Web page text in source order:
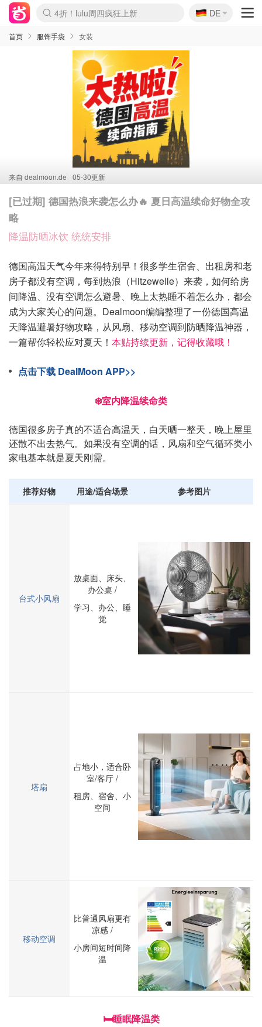
Boticinal 夏促开抢！
还没结束！&OtherStories大促
Joybuy变相75折 随时失效
速领！Stanley独家85折
疑似霸哥！Camper额外叠85折
Zalando 奥莱闪促！每日更新
Moncler反季囤！5折起+叠9折
Coach Brooklyn仅€192
🇩🇪
DE
首页 服饰手袋 女装
来自 dealmoon.de 05-30更新
[已过期] 德国热浪来袭怎么办🔥 夏日高温续命好物全攻
略
降温防晒冰饮 统统安排
德国高温天气今年来得特别早！很多学生宿舍、出租房和老
房子都没有空调，每到热浪（Hitzewelle）来袭，如何给房
间降温、没有空调怎么避暑、晚上太热睡不着怎么办，都会
成为大家关心的问题。Dealmoon编编整理了一份德国高温
天降温避暑好物攻略，从风扇、移动空调到防晒降温神器，
一篇帮你轻松应对夏天！ 本贴持续更新，记得收藏哦！
点击下载 DealMoon APP>>
❄️室内降温续命类
德国很多房子真的不适合高温天，白天晒一整天，晚上屋里
还散不出去热气。如果没有空调的话，风扇和空气循环类小
家电基本就是夏天刚需。
推荐好物 用途/适合场景 参考图片
台式小风扇
放桌面、床头、
办公桌 /
学习、办公、睡
觉
塔扇
占地小，适合卧
室/客厅 /
租房、宿舍、小
空间
移动空调
比普通风扇更有
凉感 /
小房间短时间降
温
🛏️睡眠降温类